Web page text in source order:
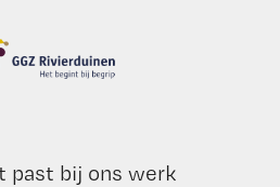
past bij ons werk